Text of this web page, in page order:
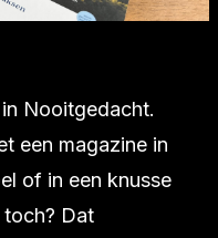
Nooitgedacht.
een magazine in
of in een knusse
toch? Dat